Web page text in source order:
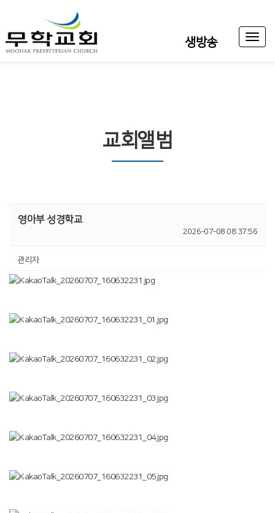
생방송
Toggle
교회앨범
영아부 성경학교
2026-07-08 08:37:56
관리자